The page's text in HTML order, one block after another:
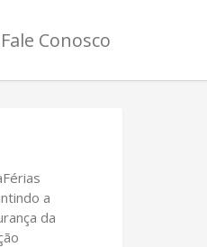
Fale Conosco
a
da